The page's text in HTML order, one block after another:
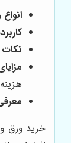
خرید ورق